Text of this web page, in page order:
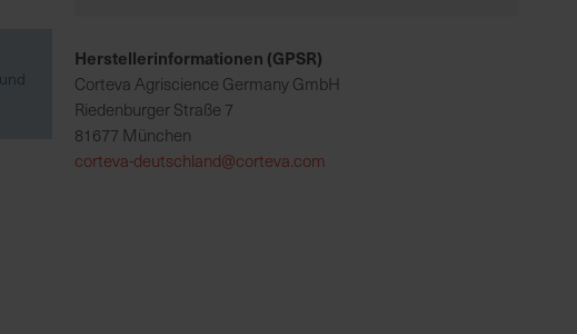
Herstellerinformationen (GPSR)
Corteva Agriscience Germany GmbH
Riedenburger Straße 7
81677 München
corteva-deutschland@corteva.com